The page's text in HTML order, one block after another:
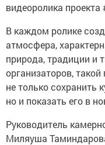
видеоролика
В каждом ролике
атмосфера,
природа, традиции и
организаторов,
не только сохранить
но и показать его в
Руководитель
Миляуша